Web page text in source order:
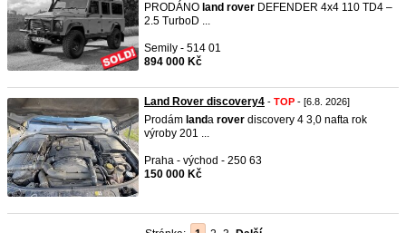
PRODÁNO land rover DEFENDER 4x4 110 TD4 –
2.5 TurboD ...
Semily - 514 01
894 000 Kč
Land Rover discovery4 - TOP - [6.8. 2026]
Prodám landa rover discovery 4 3,0 nafta rok
výroby 201 ...
Praha - východ - 250 63
150 000 Kč